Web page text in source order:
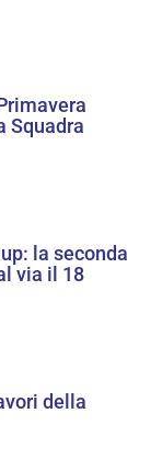
Squadra
la seconda
via il 18
della